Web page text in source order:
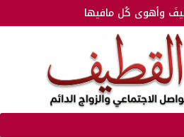
وأهوى كُل مافيها